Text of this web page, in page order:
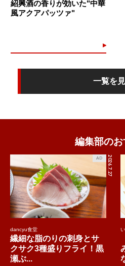
紹興酒の香りが効いた"中華
風アクアパッツァ"
一覧を
編集部の
2026.7.27
AD
dancyu食堂
繊細な脂のりの刺身とサ
クサク3種盛りフライ！黒
瀬ぶ...